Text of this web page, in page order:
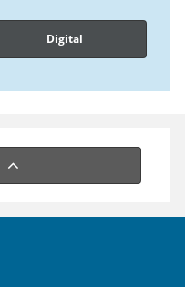
Digital